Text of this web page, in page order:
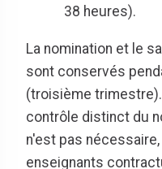
38 heures).
La nomination et le
sont conservés
(troisième
contrôle distinct du
n'est pas
enseignants